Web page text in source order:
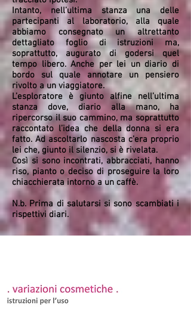
Intanto, nell’ultima stanza una delle
partecipanti al laboratorio, alla quale
abbiamo consegnato un altrettanto
dettagliato foglio di istruzioni ma,
soprattutto, augurato di godersi quel
tempo libero. Anche per lei un diario di
bordo sul quale annotare un pensiero
rivolto a un viaggiatore.
L’esploratore è giunto alfine nell’ultima
stanza dove, diario alla mano, ha
ripercorso il suo cammino, ma soprattutto
raccontato l’idea che della donna si era
fatto. Ad ascoltarlo nascosta c’era proprio
lei che, giunto il silenzio, si è rivelata.
Così si sono incontrati, abbracciati, hanno
riso, pianto o deciso di proseguire la loro
chiacchierata intorno a un caffè.
N.b. Prima di salutarsi si sono scambiati i
rispettivi diari.